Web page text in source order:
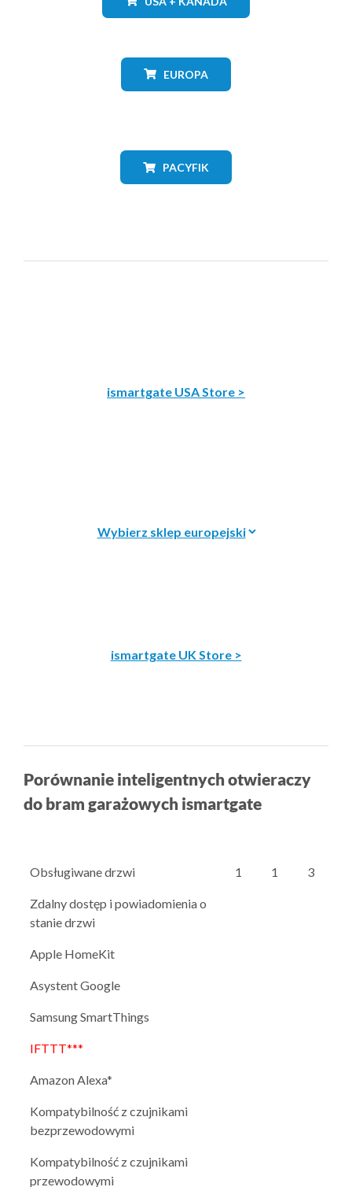
EUROPA
PACYFIK
ismartgate USA Store >
ismartgate UK Store >
Porównanie inteligentnych otwieraczy
do bram garażowych ismartgate
Obsługiwane drzwi 1 1 3
Zdalny dostęp i powiadomienia o
stanie drzwi
Apple HomeKit
Asystent Google
Samsung SmartThings
IFTTT***
Amazon Alexa*
Kompatybilność z czujnikami
bezprzewodowymi
Kompatybilność z czujnikami
przewodowymi